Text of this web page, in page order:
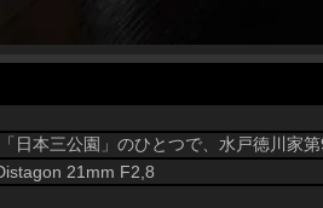
本三公園」のひとつで、水戸徳川家
21mm F2,8